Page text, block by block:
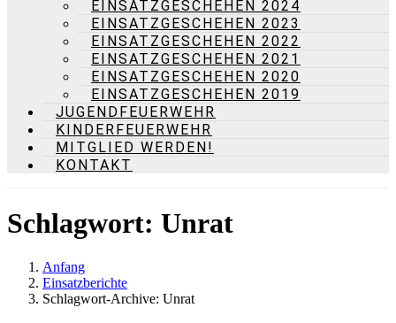
EINSATZGESCHEHEN 2024
EINSATZGESCHEHEN 2023
EINSATZGESCHEHEN 2022
EINSATZGESCHEHEN 2021
EINSATZGESCHEHEN 2020
EINSATZGESCHEHEN 2019
JUGENDFEUERWEHR
KINDERFEUERWEHR
MITGLIED WERDEN!
KONTAKT
Schlagwort: Unrat
Anfang
Einsatzberichte
Schlagwort-Archive: Unrat